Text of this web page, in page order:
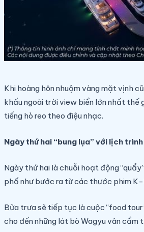
Khi hoàng hôn nhuộm vàng mặt vịnh
khấu ngoài trời view biển lớn nhất thế
tiếng hò reo theo điệu nhạc.
Ngày thứ hai “bung lụa” với lịch
Ngày thứ hai là chuỗi hoạt động
phố như bước ra từ các thước phim K-
Bữa trưa sẽ tiếp tục là cuộc “food
cho đến những lát bò Wagyu vân